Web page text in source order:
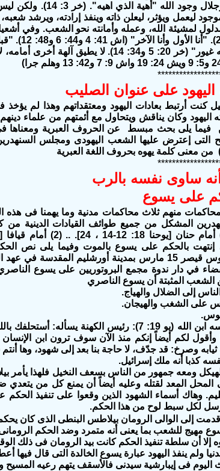
يهوه ليثبت بجلاء
لمشيئة الله، وعمله وأمانته نحو الشعب. وفي
ولهذا فإن يهوه "إله غيور" (خر 20: 5 و34:
على عنوان الصليب
كنت أرتبط بعادات اليهود ومعتقداتهم وهذا لم
اليهود وكان يناقش ويتحاول مع أئمتهم من علماء
التى إعترض عليها الشعب اليهودى ومجلس
ساوى نفسه بالرب
منهم ثلاث محاكمات مدنية وما يهمنا فى هذه
المشكل من جميع طوائف القيادات الدينية
إنتهت بالحكم على يسوع بالموت وفيما يلى نص
الأمبراطور طيباريوس قيصر 15 مارس بمدينة أورشليم
في دار ندوة مجمع البروتوريين على يسوع
الشعب المثبتة أن يسوع الناصري
إلى الضلال والهياج.
على الشغب والهيجان.
(رابعاً) أنه يدعو نفسه ابن الله (يو 19: 7): رئيس
لكم أيضاً إنكم منذ الآن سوف ترون ابن
وصرخ: قد جدّف، لا حاجة بنا بعد إلى شهود، وها
كذبا أنه ملك إسرائيل.
ومعه جمهور من الناس بسعف النخيل فلهذا يأمر
المحل المعد لقتله وعليه أيضاً أن يمنع كل من يتعدي
وهاك أسماء الشهود الذين وقعوا على تنفيذ
لكل سبط لوح من هذا الحكم.
إلى الوالى الرومان بيلاطس البنطى الذى كان
مهيج للشعب بما يعنى أنه متمرد وضد الحكم
إلا أن سلطة تنفيذ الحكم كانت بيد الرومان فى ذلك
ولم ينفذ اليهود عبارة يسوع الخالدة التى قال فيها
اليوم فى إيبارشية سيدنى فالأسقف يتهم رعيه المسيح